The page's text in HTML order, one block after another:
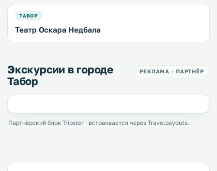
ТАБОР
Театр Оскара Недбала
Экскурсии в городе
Табор
РЕКЛАМА · ПАРТНЁР
Партнёрский блок Tripster · встраивается через Travelpayouts.